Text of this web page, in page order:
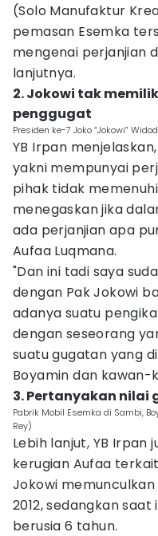
(Solo Manufaktur
pemasan Esemka
mengenai perjanjian
lanjutnya.
2. Jokowi tak
penggugat
Presiden ke-7 Joko “Jokowi”
YB Irpan
yakni mempunyai
pihak tidak
menegaskan jika
ada perjanjian apa
Aufaa Luqmana.
"Dan ini tadi saya
dengan Pak Jokowi
adanya suatu
dengan seseorang
suatu gugatan yang
Boyamin dan kawan-
3. Pertanyakan nilai
Pabrik Mobil Esemka di Sambi,
Rey)
Lebih lanjut, YB
kerugian Aufaa
Jokowi
2012, sedangkan
berusia 6 tahun.